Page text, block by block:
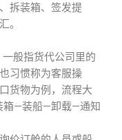
拆装箱、签发提
。
般指货代公司里的
习惯称为客服操
货物为例，流程大
箱—装船—卸载—通知